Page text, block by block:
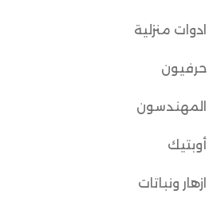
ادوات منزلية
حرفيون
المهندسون
أوبتيك
ازهار ونباتات